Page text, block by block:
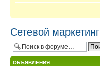
Сетевой маркетинг
ОБЪЯВЛЕНИЯ